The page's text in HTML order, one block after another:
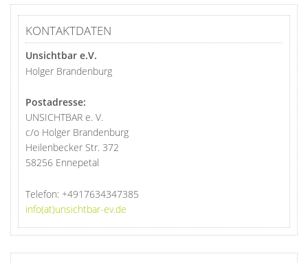
KONTAKTDATEN
Unsichtbar e.V.
Holger Brandenburg
Postadresse:
UNSICHTBAR e. V.
c/o Holger Brandenburg
Heilenbecker Str. 372
58256 Ennepetal
Telefon: +4917634347385
info(at)unsichtbar-ev.de